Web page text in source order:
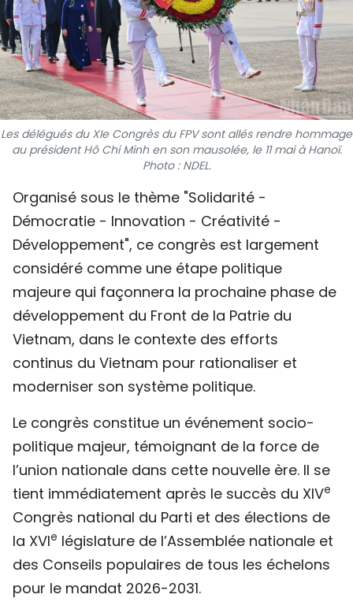
MÉGASTORIE
INFOGRAPHIE
PHOTO
VIDÉO
À PROPOS DU "PEUPLE"
TIẾNG VIỆT
ENGLISH
中文
РУССКИЙ
ESPAÑOL
Les délégués du XIe Congrès du FPV sont allés rendre hommage
au président Hô Chi Minh en son mausolée, le 11 mai à Hanoï.
Photo : NDEL.
Organisé sous le thème "Solidarité -
Démocratie - Innovation - Créativité -
Développement", ce congrès est largement
considéré comme une étape politique
majeure qui façonnera la prochaine phase de
développement du Front de la Patrie du
Vietnam, dans le contexte des efforts
continus du Vietnam pour rationaliser et
moderniser son système politique.
Le congrès constitue un événement socio-
politique majeur, témoignant de la force de
l’union nationale dans cette nouvelle ère. Il se
tient immédiatement après le succès du XIVe
Congrès national du Parti et des élections de
la XVIe législature de l’Assemblée nationale et
des Conseils populaires de tous les échelons
pour le mandat 2026-2031.